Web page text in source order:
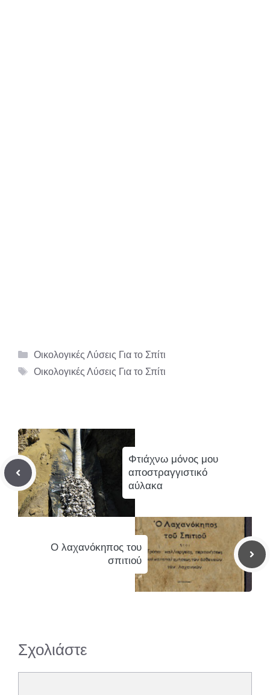
Κατηγορίες
Οικολογικές Λύσεις Για το Σπίτι
Ετικέτες
Οικολογικές Λύσεις Για το Σπίτι
Φτιάχνω μόνος μου
αποστραγγιστικό
αύλακα
Ο λαχανόκηπος του
σπιτιού
Σχολιάστε